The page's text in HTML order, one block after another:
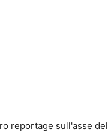
reportage sull'asse del